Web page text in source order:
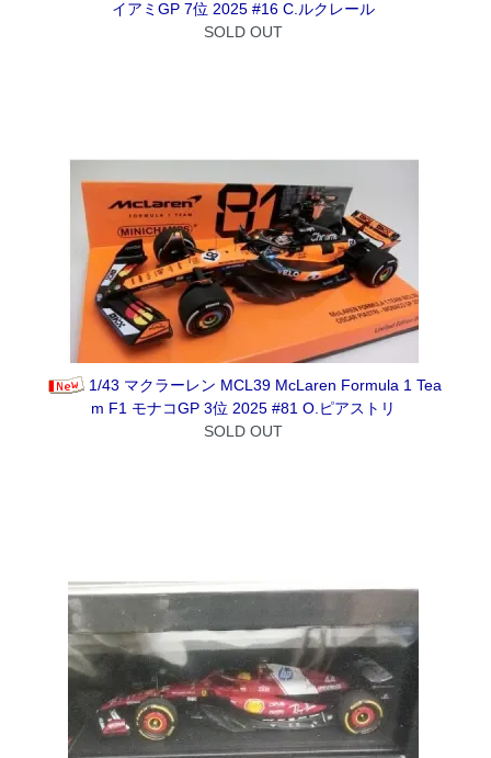
イアミGP 7位 2025 #16 C.ルクレール
SOLD OUT
1/43 マクラーレン MCL39 McLaren Formula 1 Tea
m F1 モナコGP 3位 2025 #81 O.ピアストリ
SOLD OUT